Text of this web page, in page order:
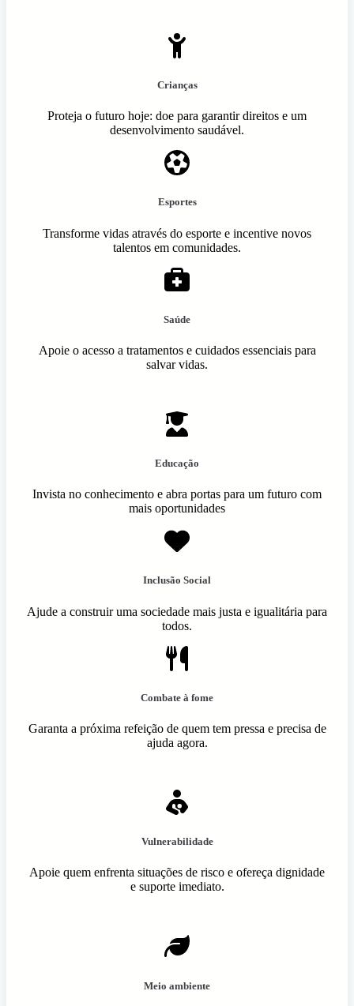
Crianças
Proteja o futuro hoje: doe para garantir direitos e um
desenvolvimento saudável.
Esportes
Transforme vidas através do esporte e incentive novos
talentos em comunidades.
Saúde
Apoie o acesso a tratamentos e cuidados essenciais para
salvar vidas.
Educação
Invista no conhecimento e abra portas para um futuro com
mais oportunidades
Inclusão Social
Ajude a construir uma sociedade mais justa e igualitária para
todos.
Combate à fome
Garanta a próxima refeição de quem tem pressa e precisa de
ajuda agora.
Vulnerabilidade
Apoie quem enfrenta situações de risco e ofereça dignidade
e suporte imediato.
Meio ambiente